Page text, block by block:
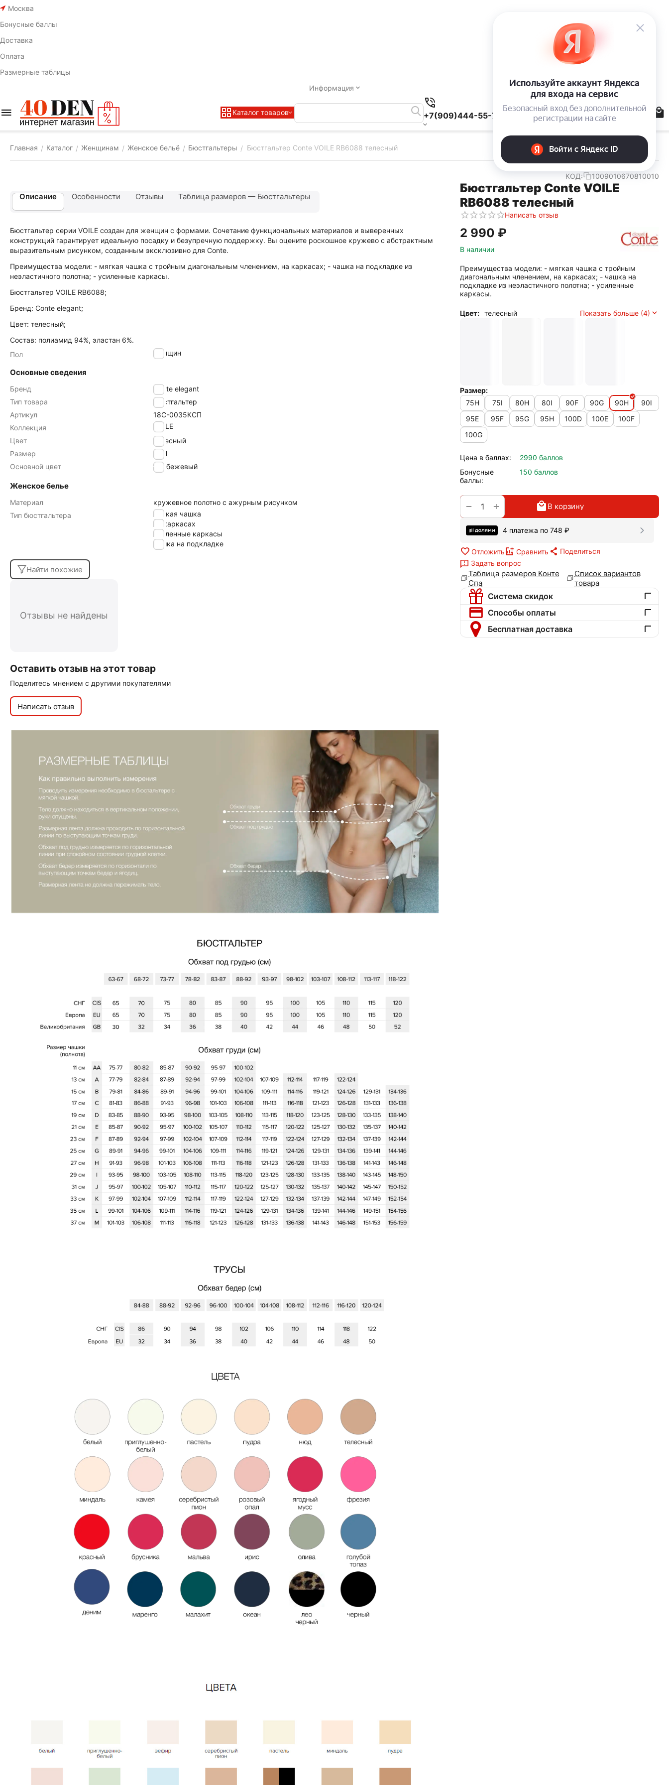
Москва
Бонусные баллы
Доставка
Оплата
Размерные таблицы
Информация
Каталог товаров +7(909)444-55-78
Главная / Каталог / Женщинам / Женское бельё / Бюстгальтеры / Бюстгальтер Conte VOILE RB6088 телесный
КОД: 1009010670810010
Бюстгальтер Conte VOILE
RB6088 телесный
Написать отзыв
2 990 ₽
В наличии
Преимущества модели: - мягкая чашка с тройным
диагональным членением, на каркасах; - чашка на
подкладке из неэластичного полотна; - усиленные
каркасы.
Цвет: телесный Показать больше (4)
Размер:
75H
75I 80H 80I 90F 90G 90H
90I
95E
95F 95G 95H 100D 100E
100F
100G
Цена в баллах:
2990 баллов
Бонусные
баллы:
150 баллов
+
− В корзину
4 платежа по 748 ₽
Отложить Сравнить
Поделиться
Задать вопрос
Таблица размеров Конте
Спа
Список вариантов
товара
Система скидок
Способы оплаты
Бесплатная доставка
Описание Особенности Отзывы Таблица размеров — Бюстгальтеры
Бюстгальтер серии VOILE создан для женщин с формами. Сочетание функциональных материалов и выверенных
конструкций гарантирует идеальную посадку и безупречную поддержку. Вы оцените роскошное кружево с абстрактным
выразительным рисунком, созданным эксклюзивно для Conte.
Преимущества модели: - мягкая чашка с тройным диагональным членением, на каркасах; - чашка на подкладке из
неэластичного полотна; - усиленные каркасы.
Бюстгальтер VOILE RB6088;
Бренд: Conte elegant;
Цвет: телесный;
Состав: полиамид 94%, эластан 6%.
Пол
женщин
Основные сведения
Бренд
Conte elegant
Тип товара
Бюстгальтер
Артикул
18С-0035КСП
Коллекция
VOILE
Цвет
телесный
Размер
90H
Основной цвет
бежевый
Женское белье
Материал
кружевное полотно с ажурным рисунком
Тип бюстгальтера
мягкая чашка
на каркасах
усиленные каркасы
чашка на подкладке
Найти похожие
Отзывы не найдены
Оставить отзыв на этот товар
Поделитесь мнением с другими покупателями
Написать отзыв